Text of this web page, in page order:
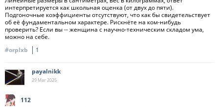
интерпретируется как школьная оценка (от двух до пяти).
Подгоночные коэффициенты отсутствуют, что как бы свидетельствует
об её фундаментальном характере. Рискнёте на ком-нибудь
проверить? Если вы -- женщина с научно-техническим складом ума,
можно на себе.
#orplxb
1
payalnikk
29 Mar2025
112